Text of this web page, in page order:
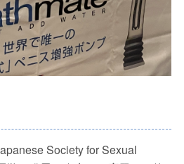
Society for Sexual